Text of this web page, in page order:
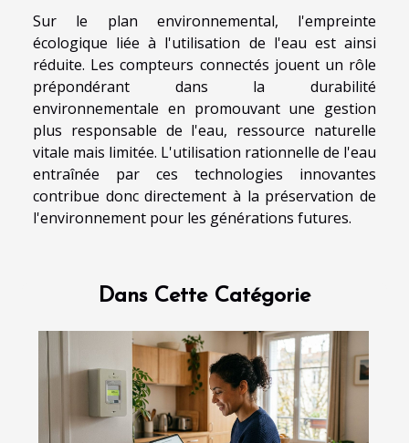
Sur le plan environnemental, l'empreinte
écologique liée à l'utilisation de l'eau est ainsi
réduite. Les compteurs connectés jouent un rôle
prépondérant dans la durabilité
environnementale en promouvant une gestion
plus responsable de l'eau, ressource naturelle
vitale mais limitée. L'utilisation rationnelle de l'eau
entraînée par ces technologies innovantes
contribue donc directement à la préservation de
l'environnement pour les générations futures.
Dans Cette Catégorie